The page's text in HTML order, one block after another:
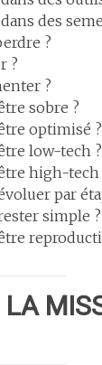
des
?
?
?
sobre ?
optimisé ?
low-tech ?
high-tech
par
simple ?